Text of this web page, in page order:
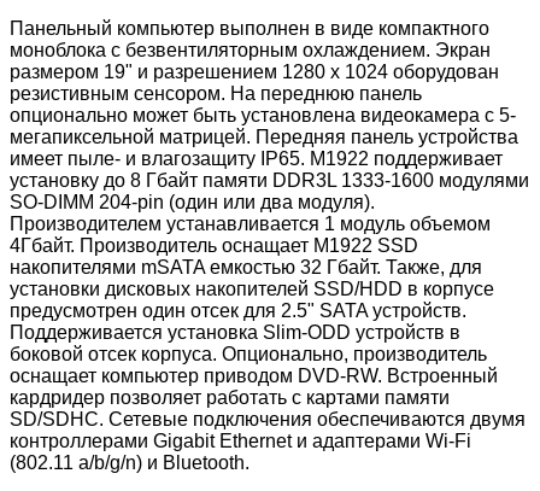
Панельный компьютер выполнен в виде компактного
моноблока с безвентиляторным охлаждением. Экран
размером 19" и разрешением 1280 x 1024 оборудован
резистивным сенсором. На переднюю панель
опционально может быть установлена видеокамера с 5-
мегапиксельной матрицей. Передняя панель устройства
имеет пыле- и влагозащиту IP65. M1922 поддерживает
установку до 8 Гбайт памяти DDR3L 1333-1600 модулями
SO-DIMM 204-pin (один или два модуля).
Производителем устанавливается 1 модуль объемом
4Гбайт. Производитель оснащает M1922 SSD
накопителями mSATA емкостью 32 Гбайт. Также, для
установки дисковых накопителей SSD/HDD в корпусе
предусмотрен один отсек для 2.5" SATA устройств.
Поддерживается установка Slim-ODD устройств в
боковой отсек корпуса. Опционально, производитель
оснащает компьютер приводом DVD-RW. Встроенный
кардридер позволяет работать с картами памяти
SD/SDHC. Сетевые подключения обеспечиваются двумя
контроллерами Gigabit Ethernet и адаптерами Wi-Fi
(802.11 a/b/g/n) и Bluetooth.